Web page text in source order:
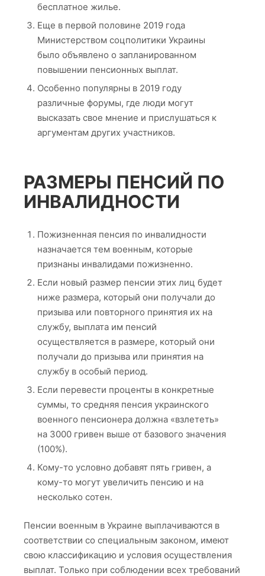
бесплатное жилье.
Еще в первой половине 2019 года
Министерством соцполитики Украины
было объявлено о запланированном
повышении пенсионных выплат.
Особенно популярны в 2019 году
различные форумы, где люди могут
высказать свое мнение и прислушаться к
аргументам других участников.
РАЗМЕРЫ ПЕНСИЙ ПО
ИНВАЛИДНОСТИ
Пожизненная пенсия по инвалидности
назначается тем военным, которые
признаны инвалидами пожизненно.
Если новый размер пенсии этих лиц будет
ниже размера, который они получали до
призыва или повторного принятия их на
службу, выплата им пенсий
осуществляется в размере, который они
получали до призыва или принятия на
службу в особый период.
Если перевести проценты в конкретные
суммы, то средняя пенсия украинского
военного пенсионера должна «взлететь»
на 3000 гривен выше от базового значения
(100%).
Кому-то условно добавят пять гривен, а
кому-то могут увеличить пенсию и на
несколько сотен.
Пенсии военным в Украине выплачиваются в
соответствии со специальным законом, имеют
свою классификацию и условия осуществления
выплат. Только при соблюдении всех требований